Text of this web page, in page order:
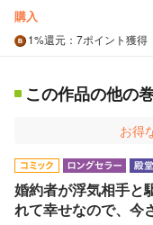
購入
1%還元 ：7ポイント獲得
この作品の他の
お得
婚約者が浮気相手と
れて幸せなので、今